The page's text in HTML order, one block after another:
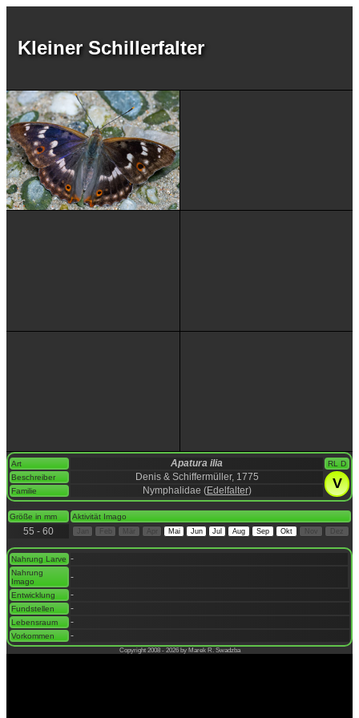
Kleiner Schillerfalter
Art Apatura ilia
RL D
Beschreiber
Denis & Schiffermüller, 1775 V
Familie Nymphalidae (Edelfalter)
Größe in mm Aktivität Imago
55 - 60 Mai Jun Jul Aug Sep Okt Dez
Nahrung Larve -
Nahrung
Imago
-
Entwicklung -
Fundstellen -
Lebensraum -
Vorkommen -
Copyright 2008 - 2026 by Marek R. Swadzba